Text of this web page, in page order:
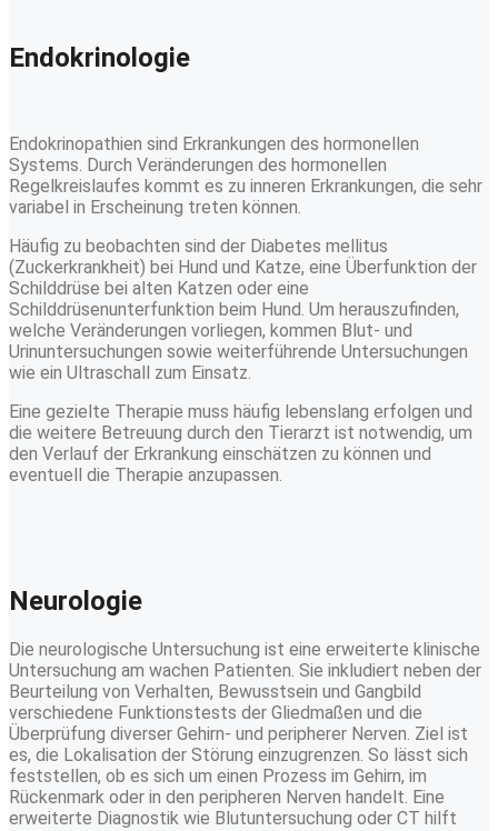
Endokrinologie
Endokrinopathien sind Erkrankungen des hormonellen
Systems. Durch Veränderungen des hormonellen
Regelkreislaufes kommt es zu inneren Erkrankungen, die sehr
variabel in Erscheinung treten können.
Häufig zu beobachten sind der Diabetes mellitus
(Zuckerkrankheit) bei Hund und Katze, eine Überfunktion der
Schilddrüse bei alten Katzen oder eine
Schilddrüsenunterfunktion beim Hund. Um herauszufinden,
welche Veränderungen vorliegen, kommen Blut- und
Urinuntersuchungen sowie weiterführende Untersuchungen
wie ein Ultraschall zum Einsatz.
Eine gezielte Therapie muss häufig lebenslang erfolgen und
die weitere Betreuung durch den Tierarzt ist notwendig, um
den Verlauf der Erkrankung einschätzen zu können und
eventuell die Therapie anzupassen.
Neurologie
Die neurologische Untersuchung ist eine erweiterte klinische
Untersuchung am wachen Patienten. Sie inkludiert neben der
Beurteilung von Verhalten, Bewusstsein und Gangbild
verschiedene Funktionstests der Gliedmaßen und die
Überprüfung diverser Gehirn- und peripherer Nerven. Ziel ist
es, die Lokalisation der Störung einzugrenzen. So lässt sich
feststellen, ob es sich um einen Prozess im Gehirn, im
Rückenmark oder in den peripheren Nerven handelt. Eine
erweiterte Diagnostik wie Blutuntersuchung oder CT hilft